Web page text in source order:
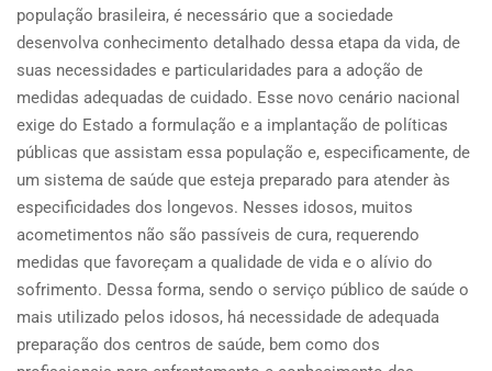
população brasileira, é necessário que a sociedade
desenvolva conhecimento detalhado dessa etapa da vida, de
suas necessidades e particularidades para a adoção de
medidas adequadas de cuidado. Esse novo cenário nacional
exige do Estado a formulação e a implantação de políticas
públicas que assistam essa população e, especificamente, de
um sistema de saúde que esteja preparado para atender às
especificidades dos longevos. Nesses idosos, muitos
acometimentos não são passíveis de cura, requerendo
medidas que favoreçam a qualidade de vida e o alívio do
sofrimento. Dessa forma, sendo o serviço público de saúde o
mais utilizado pelos idosos, há necessidade de adequada
preparação dos centros de saúde, bem como dos